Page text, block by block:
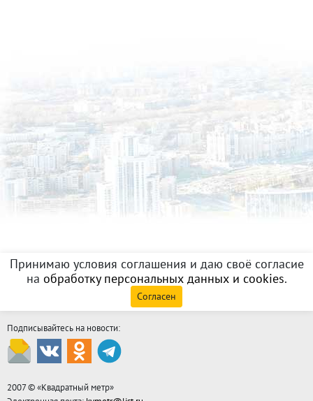
Принимаю условия соглашения и даю своё согласие
на обработку персональных данных и cookies.
Согласен
Подписывайтесь на новости:
2007 © «Квадратный метр»